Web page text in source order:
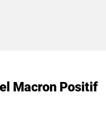
Macron Positif